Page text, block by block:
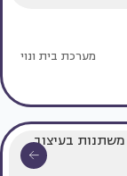
מערכת בית ונוי